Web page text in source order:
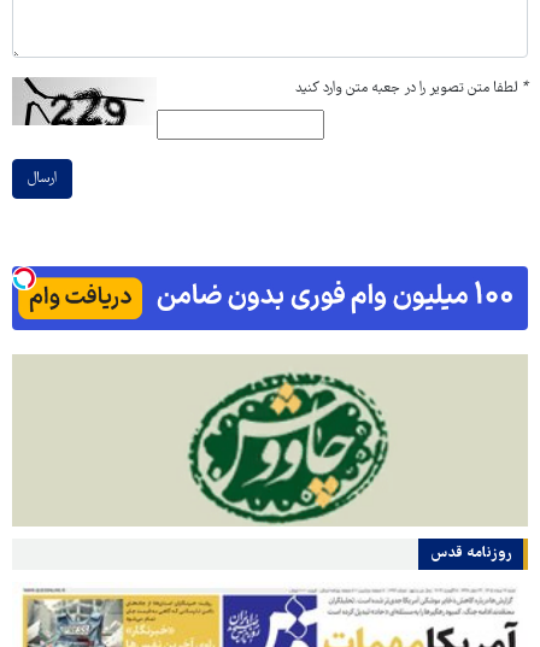
* لطفا متن تصویر را در جعبه متن وارد کنید
ارسال
روزنامه قدس